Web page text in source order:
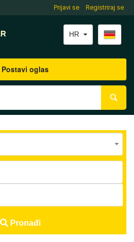
Prijavi se Registriraj se
HR
oglas
Pronađi